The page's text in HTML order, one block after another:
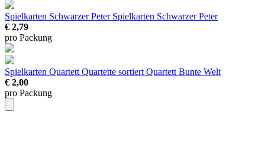
Spielkarten Schwarzer Peter Spielkarten Schwarzer Peter
€ 2,79
pro Packung
Spielkarten Quartett Quartette sortiert Quartett Bunte Welt
€ 2,00
pro Packung